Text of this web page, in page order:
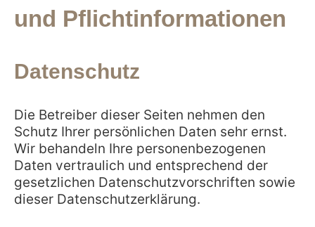
und Pflichtinformationen
Datenschutz
Die Betreiber dieser Seiten nehmen den
Schutz Ihrer persönlichen Daten sehr ernst.
Wir behandeln Ihre personenbezogenen
Daten vertraulich und entsprechend der
gesetzlichen Datenschutzvorschriften sowie
dieser Datenschutzerklärung.